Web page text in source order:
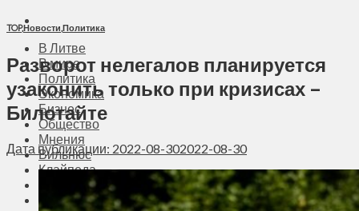
В Литве
В мире
Политика
Экономика
Бизнес
Общество
Мнения
Вильнюс
Клайпеда
Висагинас
Регионы
TOP,Новости,Политика
Разворот нелегалов планируется
узаконить только при кризисах –
Билотайте
Дата публикации: 2022-08-302022-08-30